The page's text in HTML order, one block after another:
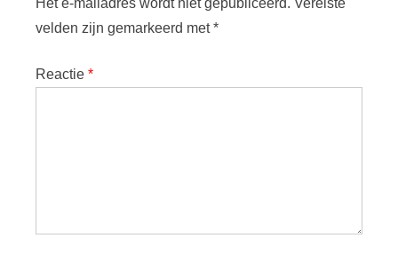
Het e-mailadres wordt niet gepubliceerd. Vereiste
velden zijn gemarkeerd met*
Reactie *